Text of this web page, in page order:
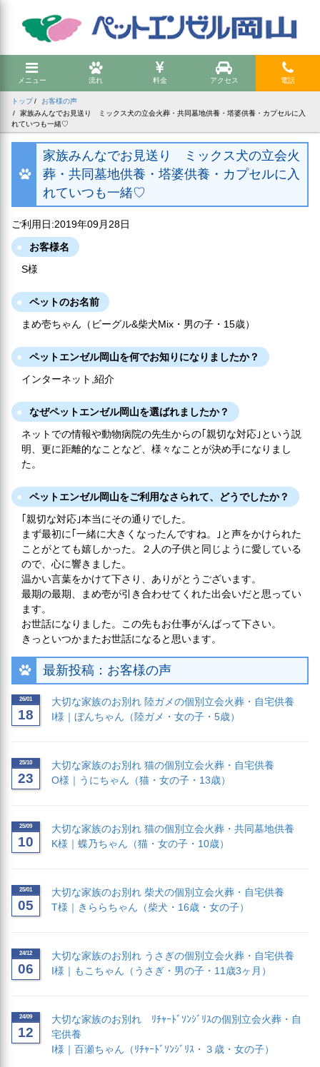
メニュー 流れ 料金 アクセス 電話
トップ
お客様の声
家族みんなでお見送り ミックス犬の立会火葬・共同墓地供養・塔婆供養・カプセルに入
れていつも一緒♡
家族みんなでお見送り ミックス犬の立会火
葬・共同墓地供養・塔婆供養・カプセルに入
れていつも一緒♡
ご利用日:2019年09月28日
お客様名
S様
ペットのお名前
まめ壱ちゃん（ビーグル&柴犬Mix・男の子・15歳）
ペットエンゼル岡山を何でお知りになりましたか？
インターネット,紹介
なぜペットエンゼル岡山を選ばれましたか？
ネットでの情報や動物病院の先生からの｢親切な対応｣という説
明、更に距離的なことなど、様々なことが決め手になりまし
た。
ペットエンゼル岡山をご利用なさられて、どうでしたか？
｢親切な対応｣本当にその通りでした。
まず最初に｢一緒に大きくなったんですね。｣と声をかけられた
ことがとても嬉しかった。２人の子供と同じように愛している
ので、心に響きました。
温かい言葉をかけて下さり、ありがとうございます。
最期の最期、まめ壱が引き合わせてくれた出会いだと思ってい
ます。
お世話になりました。この先もお仕事がんばって下さい。
きっといつかまたお世話になると思います。
最新投稿：お客様の声
26/01
18
大切な家族のお別れ 陸ガメの個別立会火葬・自宅供養
I様｜ぼんちゃん（陸ガメ・女の子・5歳）
25/10
23
大切な家族のお別れ 猫の個別立会火葬・自宅供養
O様｜うにちゃん（猫・女の子・13歳）
25/09
10
大切な家族のお別れ 猫の個別立会火葬・共同墓地供養
K様｜蝶乃ちゃん（猫・女の子・10歳）
25/01
05
大切な家族のお別れ 柴犬の個別立会火葬・自宅供養
T様｜きららちゃん（柴犬・16歳・女の子）
24/12
06
大切な家族のお別れ うさぎの個別立会火葬・自宅供養
I様｜もこちゃん（うさぎ・男の子・11歳3ヶ月）
24/09
12
大切な家族のお別れ ﾘﾁｬｰﾄﾞｿﾝｼﾞﾘｽの個別立会火葬・自
宅供養
I様｜百瀬ちゃん（ﾘﾁｬｰﾄﾞｿﾝｼﾞﾘｽ・３歳・女の子）